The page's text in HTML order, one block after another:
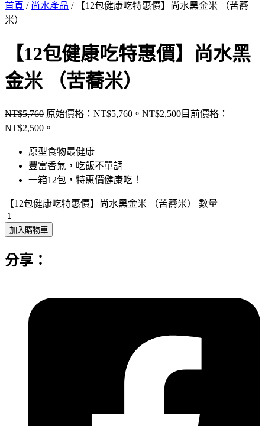
首頁 / 尚水產品 / 【12包健康吃特惠價】尚水黑金米 （苦蕎
米）
【12包健康吃特惠價】尚水黑
金米 （苦蕎米）
NT$5,760 原始價格：NT$5,760。 NT$2,500目前價格：
NT$2,500。
原型食物最健康
豐富香氣，吃飯不單調
一箱12包，特惠價健康吃！
【12包健康吃特惠價】尚水黑金米 （苦蕎米） 數量
加入購物車
分享：